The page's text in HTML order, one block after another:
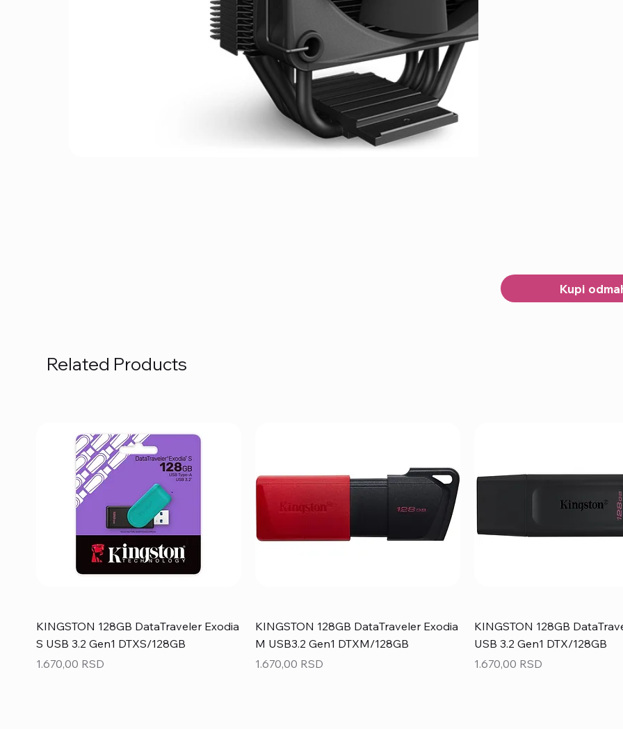
Kupi
Related Products
KINGSTON 128GB DataTraveler Exodia
S USB 3.2 Gen1 DTXS/128GB
Price
1.670,00 RSD
KINGSTON 128GB DataTraveler Exodia
M USB3.2 Gen1 DTXM/128GB
Price
1.670,00 RSD
KINGSTON 128GB
USB 3.2 Gen1 DTX/128GB
Price
1.670,00 RSD